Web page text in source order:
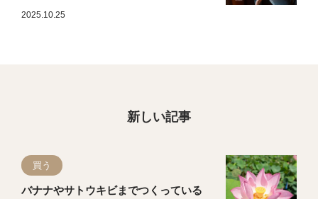
2025.10.25
新しい記事
買う
バナナやサトウキビまでつくっている